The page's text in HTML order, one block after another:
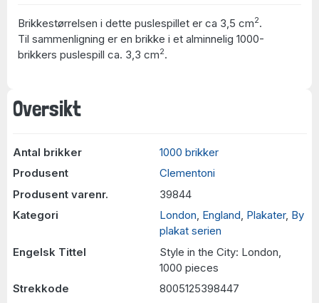
Oversikt
Antal brikker
1000 brikker
Produsent
Clementoni
Produsent varenr.
39844
Kategori
London, England, Plakater, By
plakat serien
Engelsk Tittel
Style in the City: London,
1000 pieces
Strekkode
8005125398447
Brikkestørrelsen i dette puslespillet er ca 3,5 cm2.
Til sammenligning er en brikke i et alminnelig 1000-
brikkers puslespill ca. 3,3 cm2.